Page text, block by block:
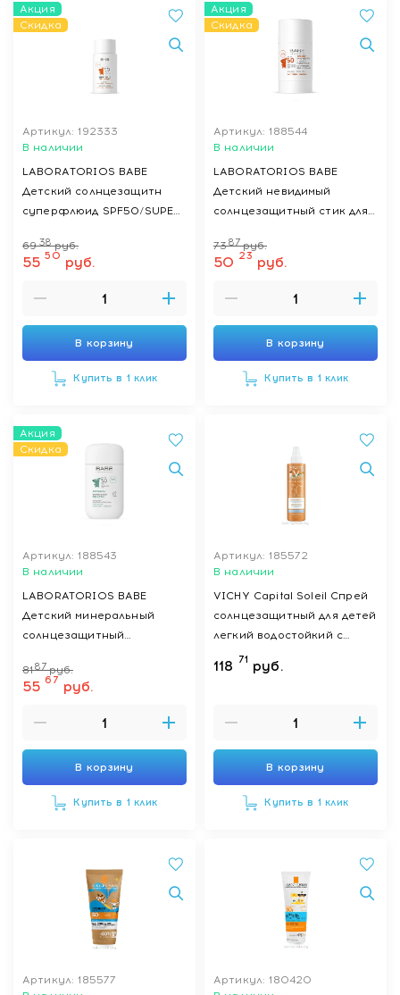
Акция
Скидка
Артикул: 192333
В наличии
LABORАTORIOS BABE
Детский солнцезащитн
суперфлюид SPF50/SUPER
SUNSCREEN SPF50, 50мл
69 38 руб.
55 50 руб.
В корзину
Купить в 1 клик
Акция
Скидка
Артикул: 188544
В наличии
LABORATORIOS BABE
Детский невидимый
солнцезащитный стик для
и пребиотиком /
PEDIATRIC INVISIBLE STICK
7387 руб.
50 23 руб.
В корзину
Купить в 1 клик
Акция
Скидка
Артикул: 188543
В наличии
LABORATORIOS BABE
Детский минеральный
солнцезащитный
SPF50 с пантенолом и
пребиотиком / SUPER FLUID
8187 руб.
55 67 руб.
В корзину
Купить в 1 клик
Артикул: 185572
В наличии
VICHY Capital Soleil Спрей
солнцезащитный для детей
легкий водостойкий с
повышенной защитой
SPF50+ 200мл
118 71 руб.
В корзину
Купить в 1 клик
Артикул: 185577
Артикул: 180420